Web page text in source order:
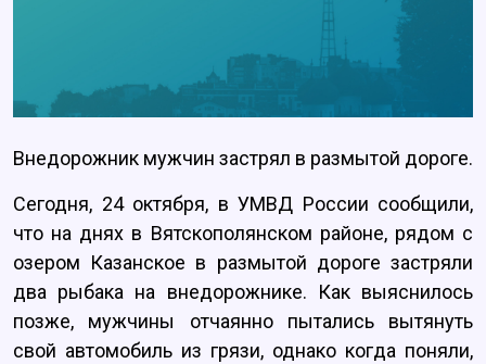
Внедорожник мужчин застрял в размытой дороге.
Сегодня, 24 октября, в УМВД России сообщили,
что на днях в Вятскополянском районе, рядом с
озером Казанское в размытой дороге застряли
два рыбака на внедорожнике. Как выяснилось
позже, мужчины отчаянно пытались вытянуть
свой автомобиль из грязи, однако когда поняли,